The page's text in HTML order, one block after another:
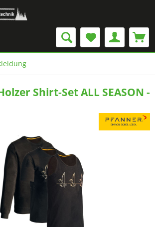
Shirt-Set ALL SEASON -